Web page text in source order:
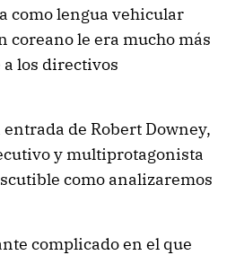
como lengua vehicular
coreano le era mucho más
los directivos
de Robert Downey,
y multiprotagonista
como analizaremos
complicado en el que